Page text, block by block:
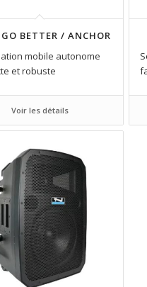
BETTER / ANCHOR
mobile autonome
et robuste
Voir les détails